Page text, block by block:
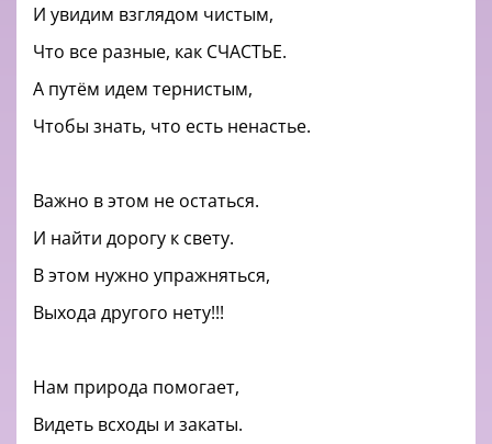
И увидим взглядом чистым,
Что все разные, как СЧАСТЬЕ.
А путём идем тернистым,
Чтобы знать, что есть ненастье.
Важно в этом не остаться.
И найти дорогу к свету.
В этом нужно упражняться,
Выхода другого нету!!!
Нам природа помогает,
Видеть всходы и закаты.